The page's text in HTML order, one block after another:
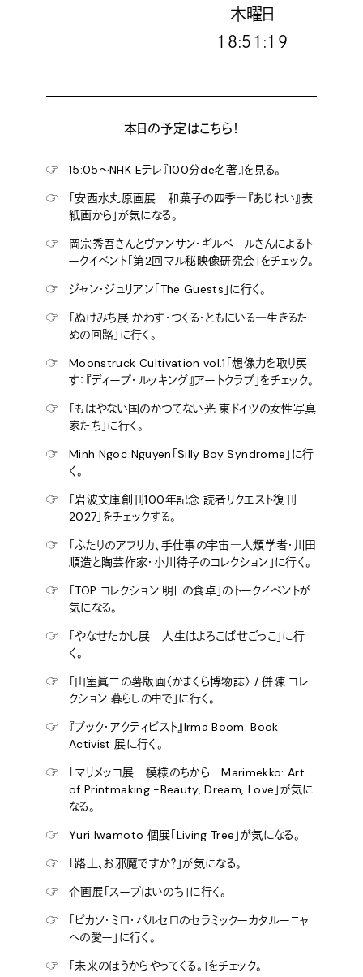
木曜日
１８:５１:２０
本日の予定はこちら！
☞
15:05〜NHK Eテレ『100分de名著』を見る。
☞
「安西水丸原画展 和菓子の四季―『あじわい』表
紙画から」が気になる。
☞
岡宗秀吾さんとヴァンサン・ギルベールさんによるト
ークイベント「第2回マル秘映像研究会」をチェック。
☞
ジャン・ジュリアン「The Guests」に行く。
☞
「ぬけみち展 かわす・つくる・ともにいる―生きるた
めの回路」に行く。
☞
Moonstruck Cultivation vol.1「想像力を取り戻
す：『ディープ・ルッキング』アートクラブ」をチェック。
☞
「もはやない国のかつてない光 東ドイツの女性写真
家たち」に行く。
☞
Minh Ngoc Nguyen「Silly Boy Syndrome」に行
く。
☞
「岩波文庫創刊100年記念 読者リクエスト復刊
2027」をチェックする。
☞
「ふたりのアフリカ、手仕事の宇宙―人類学者・川田
順造と陶芸作家・小川待子のコレクション」に行く。
☞
「TOP コレクション 明日の食卓」のトークイベントが
気になる。
☞
「やなせたかし展 人生はよろこばせごっこ」に行
く。
☞
「山室眞二の薯版画〈かまくら博物誌〉 / 併陳 コレ
クション 暮らしの中で」に行く。
☞
『ブック・アクティビスト』Irma Boom: Book
Activist 展に行く。
☞
「マリメッコ展 模様のちから Marimekko: Art
of Printmaking -Beauty, Dream, Love」が気に
なる。
☞
Yuri Iwamoto 個展「Living Tree」が気になる。
☞
「路上、お邪魔ですか？」が気になる。
☞
企画展「スープはいのち」に行く。
☞
「ピカソ・ミロ・バルセロのセラミックーカタルーニャ
への愛ー」に行く。
☞
「未来のほうからやってくる。」をチェック。